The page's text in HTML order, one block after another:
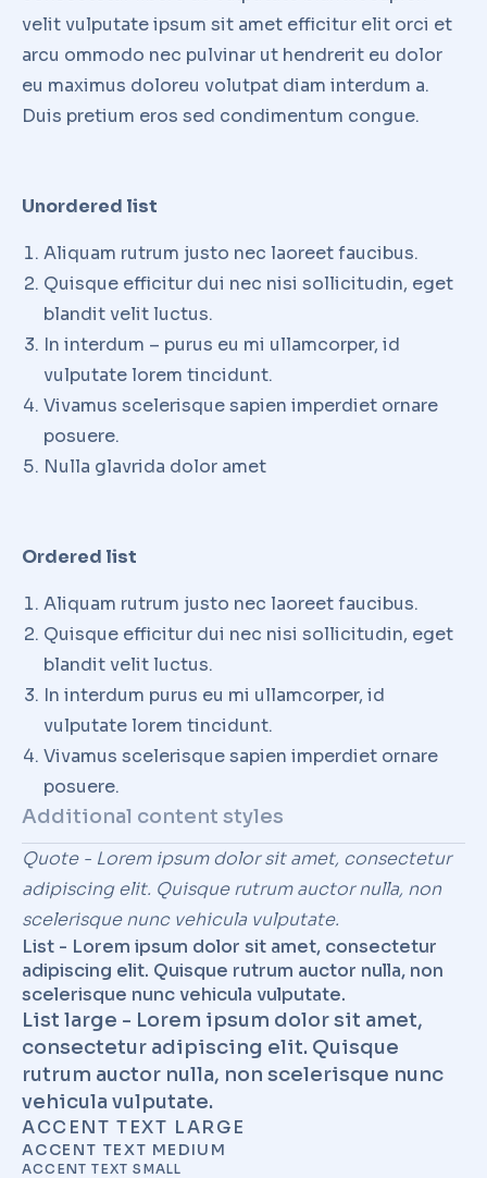
velit vulputate ipsum sit amet efficitur elit orci et
arcu ommodo nec pulvinar ut hendrerit eu dolor
eu maximus doloreu volutpat diam interdum a.
Duis pretium eros sed condimentum congue.
Unordered list
Aliquam rutrum justo nec laoreet faucibus.
Quisque efficitur dui nec nisi sollicitudin, eget
blandit velit luctus.
In interdum – purus eu mi ullamcorper, id
vulputate lorem tincidunt.
Vivamus scelerisque sapien imperdiet ornare
posuere.
Nulla glavrida dolor amet
Ordered list
Aliquam rutrum justo nec laoreet faucibus.
Quisque efficitur dui nec nisi sollicitudin, eget
blandit velit luctus.
In interdum purus eu mi ullamcorper, id
vulputate lorem tincidunt.
Vivamus scelerisque sapien imperdiet ornare
posuere.
Additional content styles
Quote - Lorem ipsum dolor sit amet, consectetur
adipiscing elit. Quisque rutrum auctor nulla, non
scelerisque nunc vehicula vulputate.
List - Lorem ipsum dolor sit amet, consectetur
adipiscing elit. Quisque rutrum auctor nulla, non
scelerisque nunc vehicula vulputate.
List large - Lorem ipsum dolor sit amet,
consectetur adipiscing elit. Quisque
rutrum auctor nulla, non scelerisque nunc
vehicula vulputate.
ACCENT TEXT LARGE
ACCENT TEXT MEDIUM
ACCENT TEXT SMALL